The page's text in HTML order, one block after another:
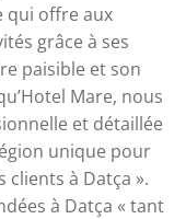
qui offre aux
grâce à ses
paisible et son
Mare, nous
et détaillée
unique pour
à Datça ».
à Datça « tant